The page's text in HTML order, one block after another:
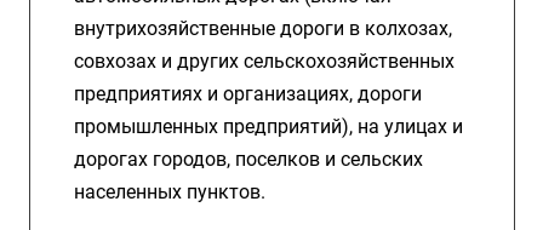
внутрихозяйственные дороги в колхозах,
совхозах и других сельскохозяйственных
предприятиях и организациях, дороги
промышленных предприятий), на улицах и
дорогах городов, поселков и сельских
населенных пунктов.